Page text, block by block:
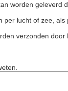
worden geleverd
per lucht of zee,
verzonden door